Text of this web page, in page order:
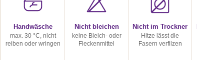
Handwäsche
max. 30 °C, nicht
reiben oder wringen
Nicht bleichen
keine Bleich- oder
Fleckenmittel
Nicht im Trockner
Hitze lässt die
Fasern verfilzen